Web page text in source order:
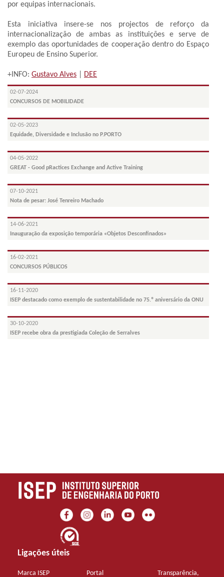
por equipas internacionais.
Esta iniciativa insere-se nos projectos de reforço da
internacionalização de ambas as instituições e serve de
exemplo das oportunidades de cooperação dentro do Espaço
Europeu de Ensino Superior.
+INFO: Gustavo Alves DEE
02-07-2024
CONCURSOS DE MOBILIDADE
02-05-2023
Equidade, Diversidade e Inclusão no P.PORTO
04-05-2022
GREAT - Good pRactices Exchange and Active Training
07-10-2021
Nota de pesar: José Tenreiro Machado
14-06-2021
Inauguração da exposição temporária «Objetos Desconfinados»
16-02-2021
CONCURSOS PÚBLICOS
16-11-2020
ISEP destacado como exemplo de sustentabilidade no 75.º aniversário da ONU
30-10-2020
ISEP recebe obra da prestigiada Coleção de Serralves
Ligações úteis
Marca ISEP Portal Transparência,